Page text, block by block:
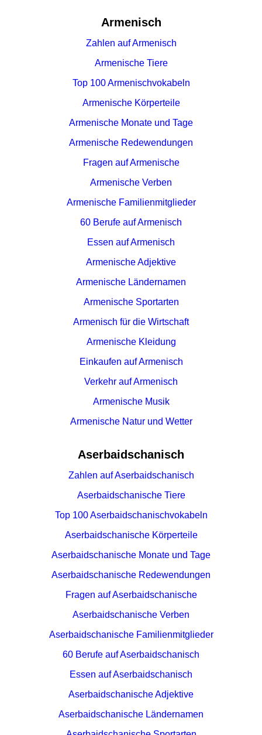
Armenisch
Zahlen auf Armenisch
Armenische Tiere
Top 100 Armenischvokabeln
Armenische Körperteile
Armenische Monate und Tage
Armenische Redewendungen
Fragen auf Armenische
Armenische Verben
Armenische Familienmitglieder
60 Berufe auf Armenisch
Essen auf Armenisch
Armenische Adjektive
Armenische Ländernamen
Armenische Sportarten
Armenisch für die Wirtschaft
Armenische Kleidung
Einkaufen auf Armenisch
Verkehr auf Armenisch
Armenische Musik
Armenische Natur und Wetter
Aserbaidschanisch
Zahlen auf Aserbaidschanisch
Aserbaidschanische Tiere
Top 100 Aserbaidschanischvokabeln
Aserbaidschanische Körperteile
Aserbaidschanische Monate und Tage
Aserbaidschanische Redewendungen
Fragen auf Aserbaidschanische
Aserbaidschanische Verben
Aserbaidschanische Familienmitglieder
60 Berufe auf Aserbaidschanisch
Essen auf Aserbaidschanisch
Aserbaidschanische Adjektive
Aserbaidschanische Ländernamen